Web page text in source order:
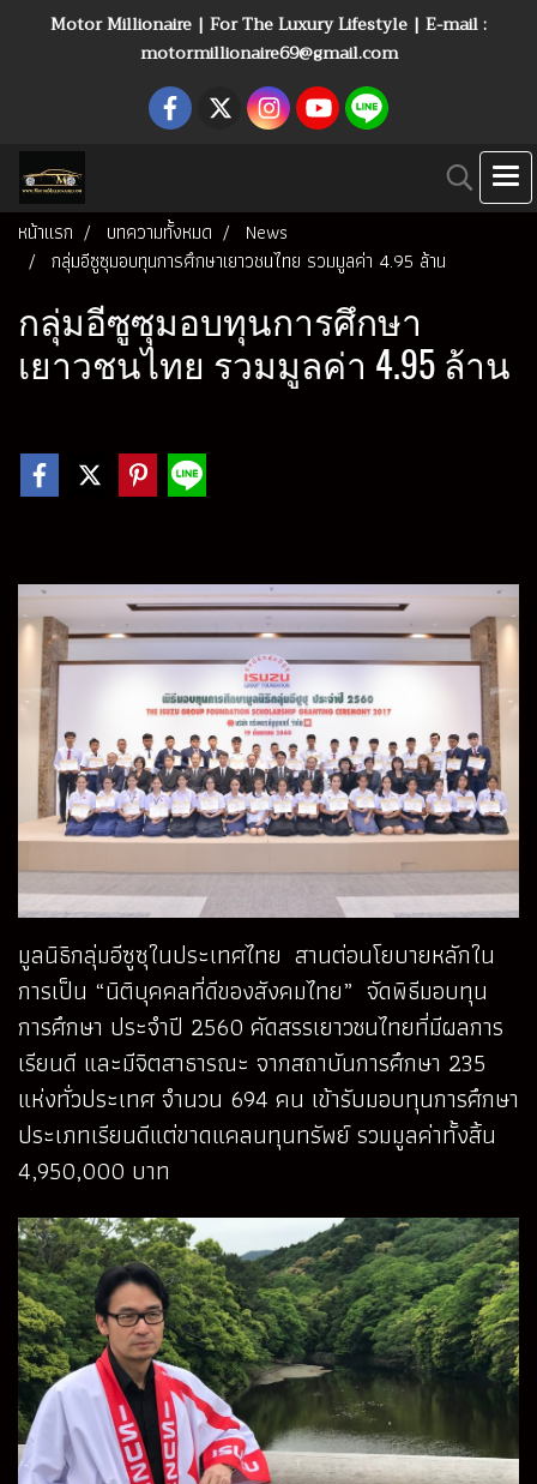
Motor Millionaire | For The Luxury Lifestyle | E-mail :
motormillionaire69@gmail.com
หน้าแรก บทความทั้งหมด
News
กลุ่มอีซูซุมอบทุนการศึกษาเยาวชนไทย รวมมูลค่า 4.95 ล้าน
กลุ่มอีซูซุมอบทุนการศึกษา
เยาวชนไทย รวมมูลค่า 4.95 ล้าน
มูลนิธิกลุ่มอีซูซุในประเทศไทย สานต่อนโยบายหลักใน
การเป็น “นิติบุคคลที่ดีของสังคมไทย” จัดพิธีมอบทุน
การศึกษา ประจำปี 2560 คัดสรรเยาวชนไทยที่มีผลการ
เรียนดี และมีจิตสาธารณะ จากสถาบันการศึกษา 235
แห่งทั่วประเทศ จำนวน 694 คน เข้ารับมอบทุนการศึกษา
ประเภทเรียนดีแต่ขาดแคลนทุนทรัพย์ รวมมูลค่าทั้งสิ้น
4,950,000 บาท